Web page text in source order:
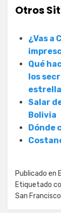
Otros
¿Vas a
Qué
los
Salar
Bolivia
Dónde
Publicado en
Etiquetado
San Francisco